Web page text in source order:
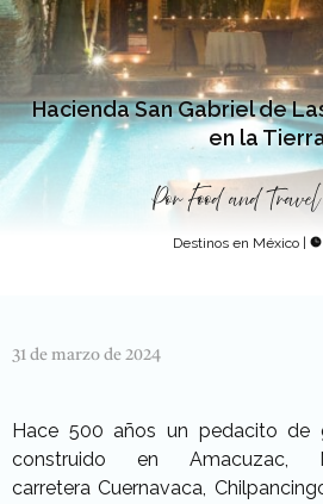
Hacienda San Gabriel de
en la
Por Food and
Destinos en México
31 de marzo de 2024
Hace 500 años un pedacito de
construido en Amacuzac,
carretera Cuernavaca,